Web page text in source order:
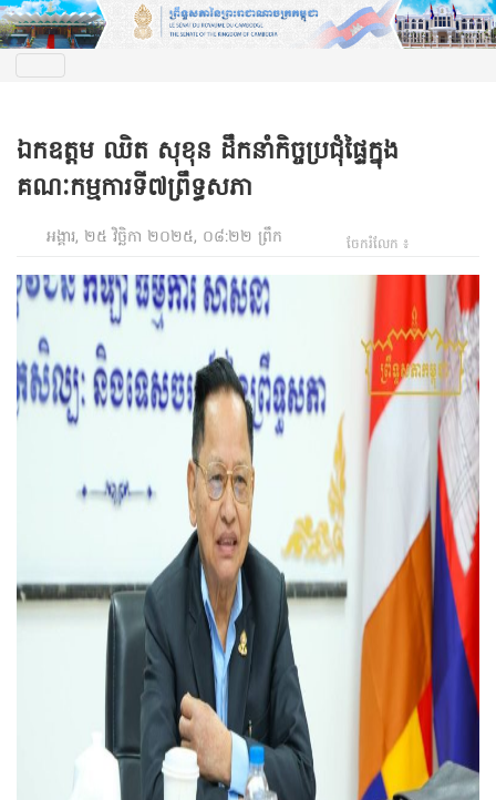
ឯកឧត្តម ឈិត សុខុន ដឹកនាំកិច្ចប្រជុំផ្ទៃក្នុង
គណៈកម្មការទី៧ព្រឹទ្ធសភា
អង្គារ, ២៥ វិច្ឆិកា ២០២៥, ០៨:២២ ព្រឹក ចែករំលែក ៖